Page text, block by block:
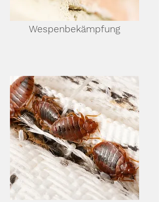
Wespenbekämpfung